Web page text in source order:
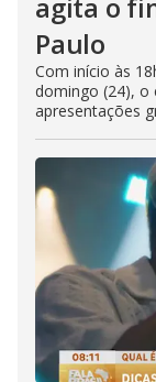
Paulo
Com início às
domingo (24), o
apresentações